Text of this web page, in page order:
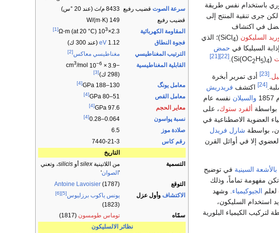
سرعة الصوت قضيب رفيع 8433 م/ث (عند 20 °س)
قضيب رفيع
149 W/(m·K)
المقاومة الكهربائية
2.3×10
3
[1]
فجوة النطاق 1.12
eV (عند 300 ك)
الترتيب المغناطيسي
مغناطيسي معاكس[2]
القابلية المغناطيسية −3.9
×
10−6
3/mol
(298 ك)
[3]
معامل يونگ 130–188 GPa
[4]
معامل القص 51–80 GPa
[4]
معاير الحجم 97.6 GPa
[4]
نسبة پواسون 0.064–0.28
[4]
صلادة موز
6.5
رقم كاس
7440-21-3
التاريخ
التسمية
من اللاتينية silex أو silicis، وتعني
' الصوان'
التوقع
Antoine Lavoisier (1787)
الاكتشاف وأول عزل يونس ياكوب برزليوس[5]
[6]
(1823)
سمّاه
توماس طومسون (1817)
نظائر الالسليكون
باستخدام نفس طريقة
لكن جرى تنقية المنتج إلى
في اكتشاف
السليكون (SiCl
4
)؛ الذي
السيليكا في حمض
(Si(OC
2H5)4
).
[22]
[21]
[23]
أدى تمرير أبخرة
[24] اكتشف فريدريش
والسيلان نفسه عام
بواسطة ألفرد ستوك، على
العضوية الاصطناعية في
بواسطة شارل فريدل
العضوي إلا في أوائل القرن
السينية في توضيح
مفهومة تماماً، وذلك
لعلم الجيوكيمياء . وشهد
استخدام السليكون،
الكيمياء البلورية